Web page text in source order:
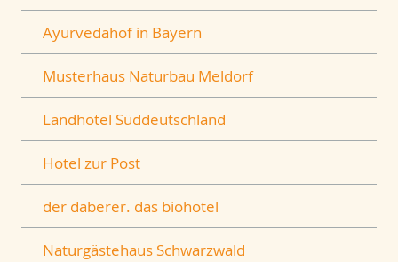
Ayurvedahof in Bayern
Musterhaus Naturbau Meldorf
Landhotel Süddeutschland
Hotel zur Post
der daberer. das biohotel
Naturgästehaus Schwarzwald